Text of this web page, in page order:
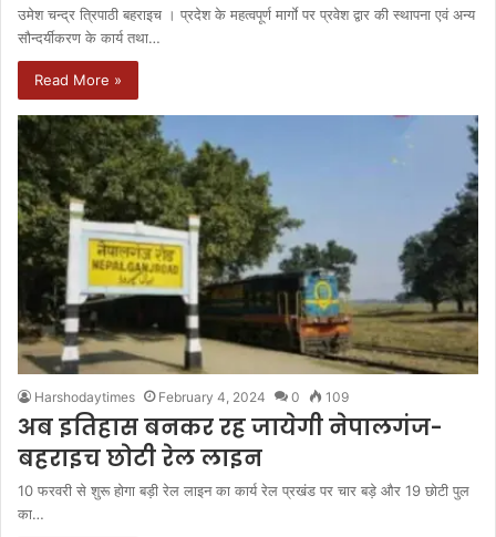
उमेश चन्द्र त्रिपाठी बहराइच । प्रदेश के महत्वपूर्ण मार्गाे पर प्रवेश द्वार की स्थापना एवं अन्य
सौन्दर्यीकरण के कार्य तथा…
Read More »
Harshodaytimes February 4, 2024 0 109
अब इतिहास बनकर रह जायेगी नेपालगंज-
बहराइच छोटी रेल लाइन
10 फरवरी से शुरू होगा बड़ी रेल लाइन का कार्य रेल प्रखंड पर चार बड़े और 19 छोटी पुल
का…